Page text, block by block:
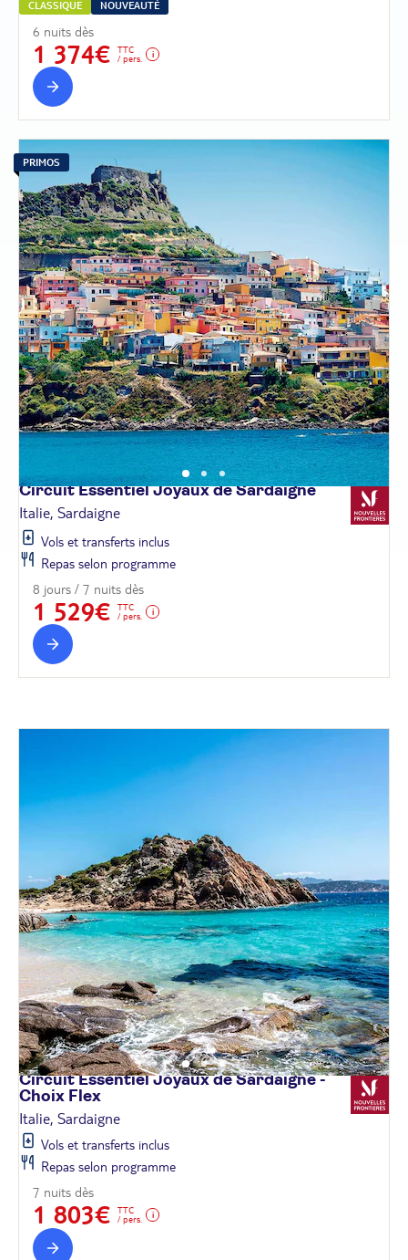
CLASSIQUE NOUVEAUTÉ
6 nuits dès
1 374€
TTC
/ pers.
PRIMOS
Circuit Essentiel Joyaux deSardaigne
Italie, Sardaigne
Vols et transferts inclus
Repas selon programme
8 jours / 7 nuits dès
1 529€
TTC
/ pers.
Circuit Essentiel Joyaux de Sardaigne -
Choix Flex
Italie, Sardaigne
Vols et transferts inclus
Repas selon programme
7 nuits dès
1 803€
TTC
/ pers.